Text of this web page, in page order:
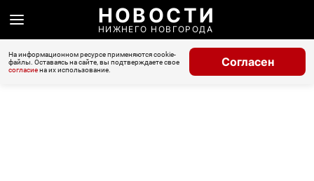
НОВОСТИ
НИЖНЕГО НОВГОРОДА
На информационном ресурсе применяются cookie-
файлы. Оставаясь на сайте, вы подтверждаете свое
согласиена их использование.
Согласен